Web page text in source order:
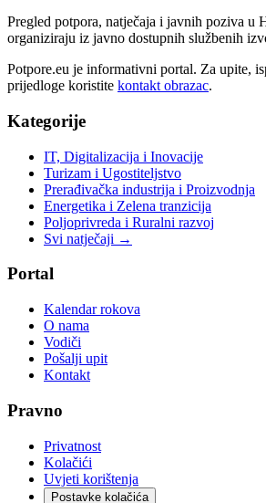
Pregled potpora, natječaja i javnih poziva u
organiziraju iz javno dostupnih službenih
Potpore.eu je informativni portal. Za upite,
prijedloge koristite kontakt obrazac.
Kategorije
IT, Digitalizacija i Inovacije
Turizam i Ugostiteljstvo
Prerađivačka industrija i Proizvodnja
Energetika i Zelena tranzicija
Poljoprivreda i Ruralni razvoj
Svi natječaji →
Portal
Kalendar rokova
O nama
Vodiči
Pošalji upit
Kontakt
Pravno
Privatnost
Kolačići
Uvjeti korištenja
Postavke kolačića